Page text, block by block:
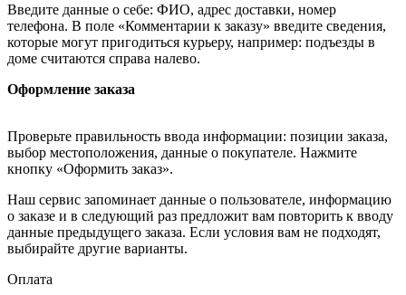
Введите данные о себе: ФИО, адрес доставки, номер
телефона. В поле «Комментарии к заказу» введите сведения,
которые могут пригодиться курьеру, например: подъезды в
доме считаются справа налево.
Оформление заказа
Проверьте правильность ввода информации: позиции заказа,
выбор местоположения, данные о покупателе. Нажмите
кнопку «Оформить заказ».
Наш сервис запоминает данные о пользователе, информацию
о заказе и в следующий раз предложит вам повторить к вводу
данные предыдущего заказа. Если условия вам не подходят,
выбирайте другие варианты.
Оплата